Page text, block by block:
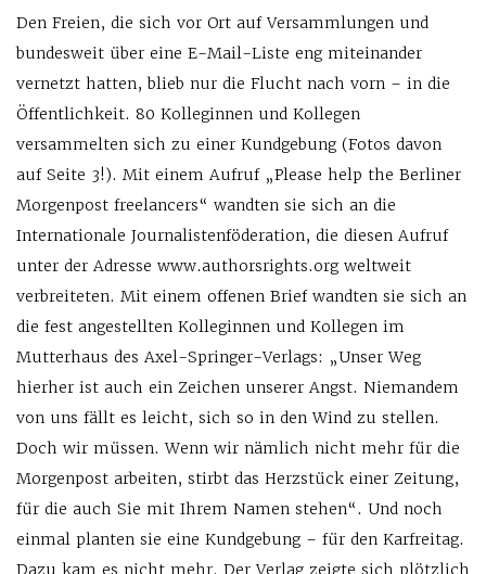
Den Freien, die sich vor Ort auf Versammlungen und
bundesweit über eine E-Mail-Liste eng miteinander
vernetzt hatten, blieb nur die Flucht nach vorn – in die
Öffentlichkeit. 80 Kolleginnen und Kollegen
versammelten sich zu einer Kundgebung (Fotos davon
auf Seite 3!). Mit einem Aufruf „Please help the Berliner
Morgenpost freelancers“ wandten sie sich an die
Internationale Journalistenföderation, die diesen Aufruf
unter der Adresse www.authorsrights.org weltweit
verbreiteten. Mit einem offenen Brief wandten sie sich an
die fest angestellten Kolleginnen und Kollegen im
Mutterhaus des Axel-Springer-Verlags: „Unser Weg
hierher ist auch ein Zeichen unserer Angst. Niemandem
von uns fällt es leicht, sich so in den Wind zu stellen.
Doch wir müssen. Wenn wir nämlich nicht mehr für die
Morgenpost arbeiten, stirbt das Herzstück einer Zeitung,
für die auch Sie mit Ihrem Namen stehen“. Und noch
einmal planten sie eine Kundgebung – für den Karfreitag.
Dazu kam es nicht mehr. Der Verlag zeigte sich plötzlich